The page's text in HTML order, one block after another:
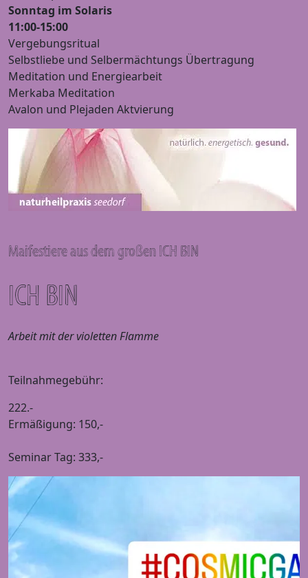
Sonntag im Solaris
11:00-15:00
Vergebungsritual
Selbstliebe und Selbermächtungs Übertragung
Meditation und Energiearbeit
Merkaba Meditation
Avalon und Plejaden Aktvierung
Maifestiere aus dem großen ICH BIN
ICH BIN
Arbeit mit der violetten Flamme
Teilnahmegebühr:
222.-
Ermäßigung: 150,-
Seminar Tag: 333,-